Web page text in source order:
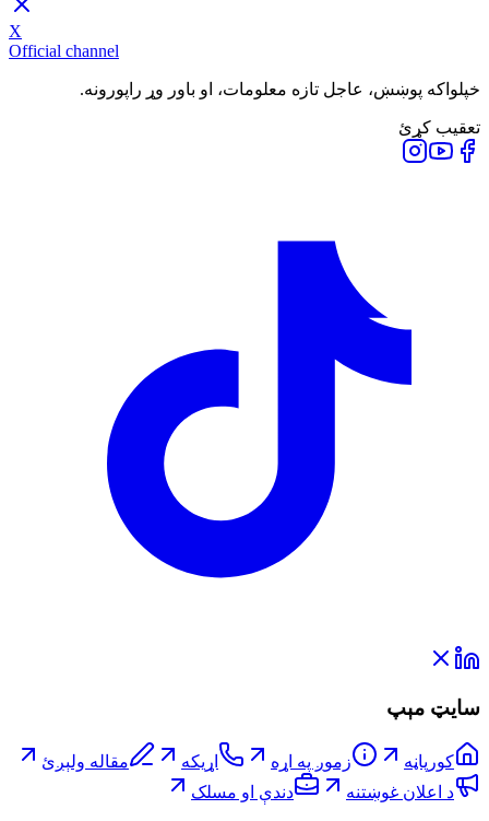
X
Official channel
خپلواکه پوښښ، عاجل تازه معلومات، او باور وړ راپورونه.
تعقیب کړئ
سایټ مېپ
کورپاڼه زموږ په اړه اړیکه
مقاله ولېږئ
د اعلان غوښتنه
دندې او مسلک